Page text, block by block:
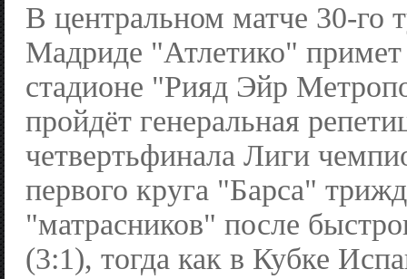
В центральном матче 30-го
Мадриде "Атлетико"
стадионе "Рияд Эйр
пройдёт генеральная
четвертьфинала Лиги
первого круга "Барса"
"матрасников" после
(3:1), тогда как в Кубке